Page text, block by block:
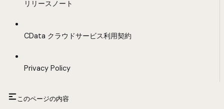
リリースノート
CData クラウドサービス利用契約
Privacy Policy
このページの内容